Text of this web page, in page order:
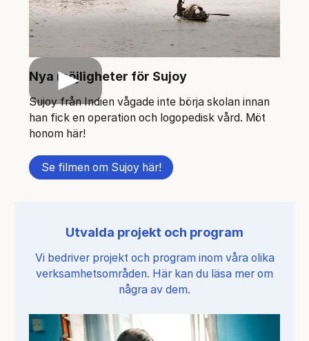
Play
Nya möjligheter för Sujoy
Sujoy från Indien vågade inte börja skolan innan
han fick en operation och logopedisk vård. Möt
honom här!
Se filmen om Sujoy här!
Utvalda projekt och program
Vi bedriver projekt och program inom våra olika
verksamhetsområden. Här kan du läsa mer om
några av dem.